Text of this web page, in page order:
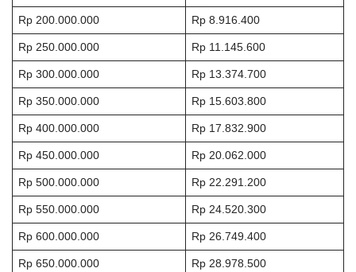
Rp 200.000.000 Rp 8.916.400
Rp 250.000.000 Rp 11.145.600
Rp 300.000.000 Rp 13.374.700
Rp 350.000.000 Rp 15.603.800
Rp 400.000.000 Rp 17.832.900
Rp 450.000.000 Rp 20.062.000
Rp 500.000.000 Rp 22.291.200
Rp 550.000.000 Rp 24.520.300
Rp 600.000.000 Rp 26.749.400
Rp 650.000.000 Rp 28.978.500